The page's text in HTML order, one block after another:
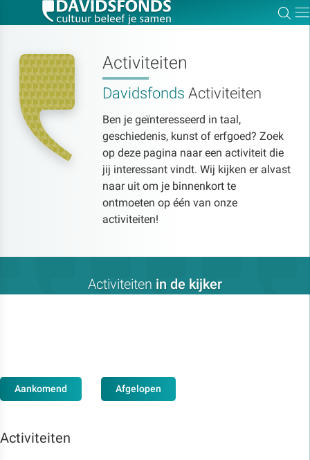
Activiteiten
Davidsfonds Activiteiten
Ben je geïnteresseerd in taal,
geschiedenis, kunst of erfgoed? Zoek
op deze pagina naar een activiteit die
jij interessant vindt. Wij kijken er alvast
naar uit om je binnenkort te
ontmoeten op één van onze
activiteiten!
Activiteiten in de kijker
Aankomend Afgelopen
Activiteiten
Zoek:
Zoeken